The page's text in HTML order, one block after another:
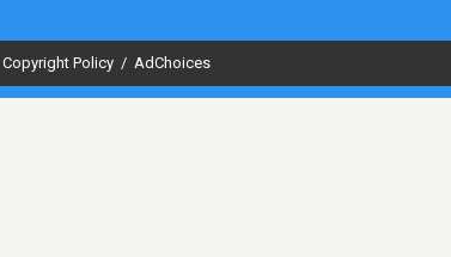
Copyright Policy / AdChoices